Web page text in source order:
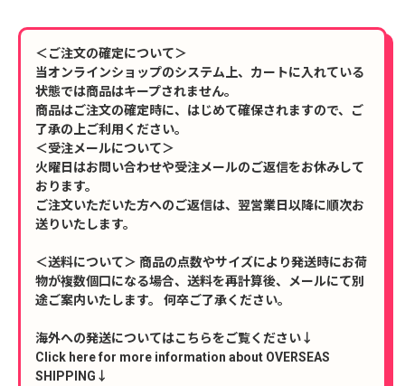
＜ご注文の確定について＞
当オンラインショップのシステム上、カートに入れている
状態では商品はキープされません。
商品はご注文の確定時に、はじめて確保されますので、ご
了承の上ご利用ください。
＜受注メールについて＞
火曜日はお問い合わせや受注メールのご返信をお休みして
おります。
ご注文いただいた方へのご返信は、翌営業日以降に順次お
送りいたします。
＜送料について＞ 商品の点数やサイズにより発送時にお荷
物が複数個口になる場合、送料を再計算後、メールにて別
途ご案内いたします。 何卒ご了承ください。
海外への発送についてはこちらをご覧ください↓
Click here for more information about OVERSEAS
SHIPPING↓